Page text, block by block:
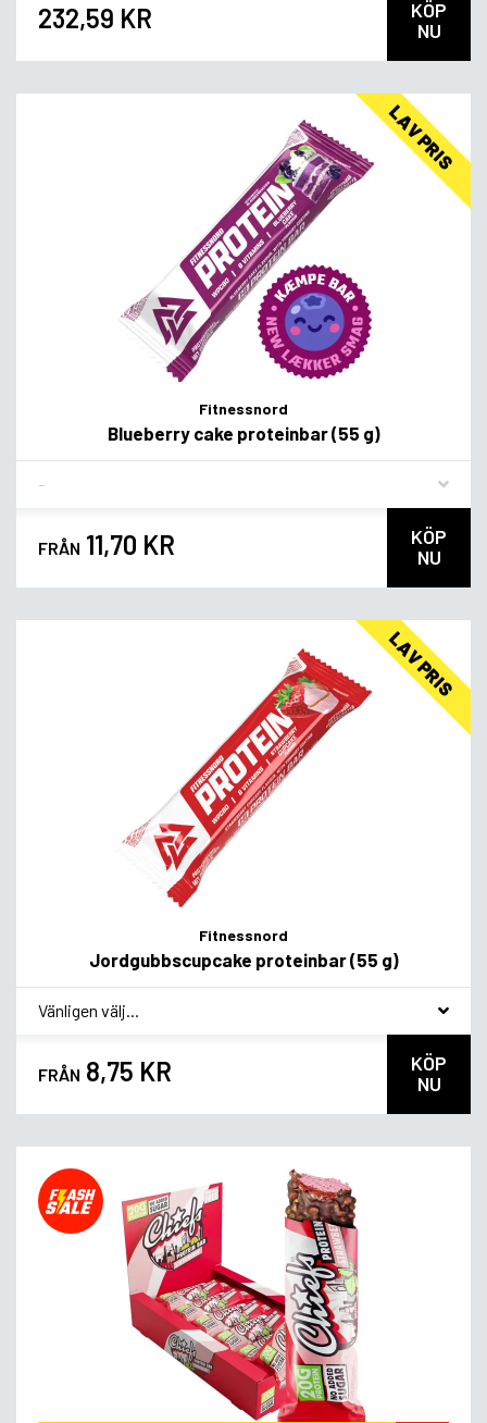
232,59 KR
KÖP
NU
LAV PRIS
Fitnessnord
Blueberry cake proteinbar (55 g)
FRÅN 11,70 KR
KÖP
NU
LAV PRIS
Fitnessnord
Jordgubbscupcake proteinbar (55 g)
* Smagsvariant
FRÅN 8,75 KR
KÖP
NU